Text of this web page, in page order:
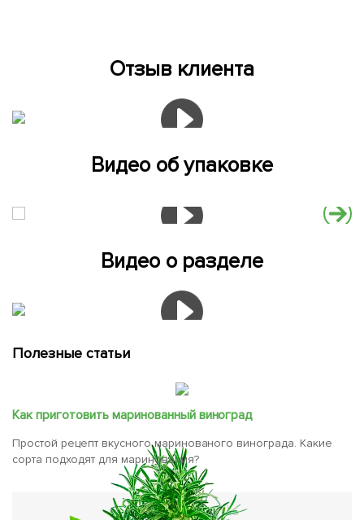
Отзыв клиента
Видео об упаковке
Видео о разделе
Полезные статьи
Как приготовить маринованный виноград
Простой рецепт вкусного маринованого винограда. Какие
сорта подходят для маринования?